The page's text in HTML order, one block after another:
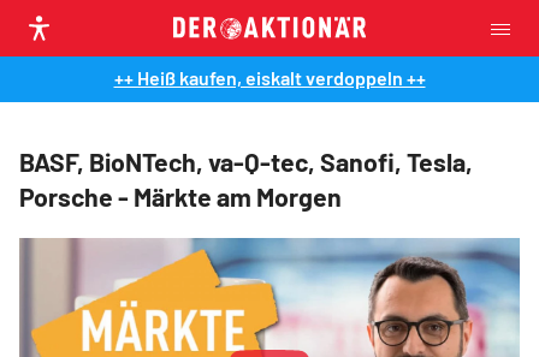
++ Heiß kaufen, eiskalt verdoppeln ++
BASF, BioNTech, va-Q-tec, Sanofi, Tesla,
Porsche - Märkte am Morgen